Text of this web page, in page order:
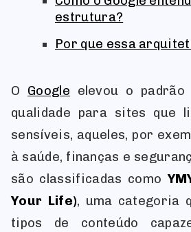
estrutura?
Por que essa
O Google elevou o
qualidade para sites que
sensíveis, aqueles, por
à saúde, finanças e
são classificadas como
Your Life), uma categoria
tipos de conteúdo